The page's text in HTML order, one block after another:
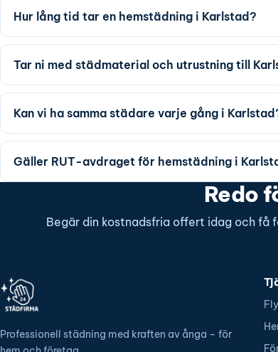
Hur lång tid tar en hemstädning i Karlstad?
Tar ni med städmaterial och utrustning till
Kan vi ha samma städare varje gång i
Gäller RUT-avdraget för hemstädning i
Redo
Begär din kostnadsfria offert idag och få
Professionell städning med kraften av ånga – för